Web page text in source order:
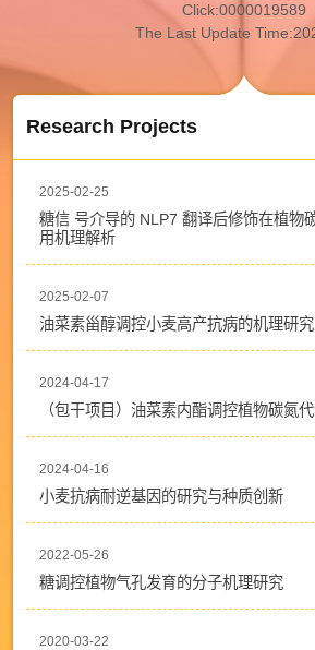
Click:0000019589
The Last Update Time:
Research Projects
2025-02-25
糖信 号介导的 NLP7 翻译后修饰在植物
用机理解析
2025-02-07
油菜素甾醇调控小麦高产抗病的机理研
2024-04-17
（包干项目）油菜素内酯调控植物碳氮
2024-04-16
小麦抗病耐逆基因的研究与种质创新
2022-05-26
糖调控植物气孔发育的分子机理研究
2020-03-22